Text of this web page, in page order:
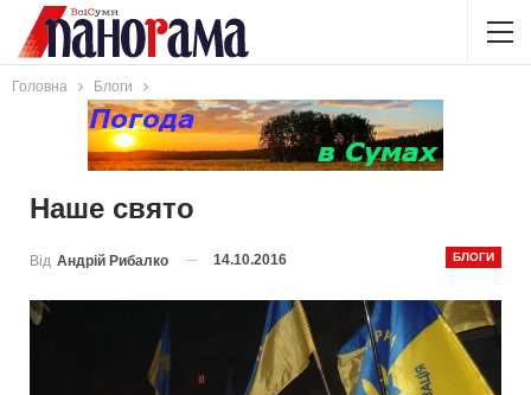
Головна Блоги
Наше свято
БЛОГИ
Від Андрій Рибалко 14.10.2016